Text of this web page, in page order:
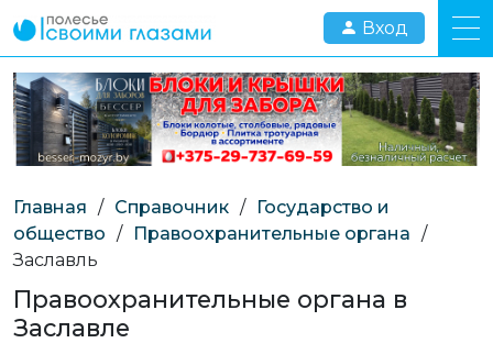
Вход
Главная / Справочник /
Государство и
общество / Правоохранительные органа /
Заславль
Правоохранительные органа в
Заславле